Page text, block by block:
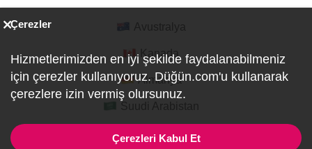
Kanada
Almanya
Çerezler
Hizmetlerimizden en iyi şekilde faydalanabilmeniz
için çerezler kullanıyoruz. Düğün.com'u kullanarak
çerezlere izin vermiş olursunuz.
Çerezleri Kabul Et